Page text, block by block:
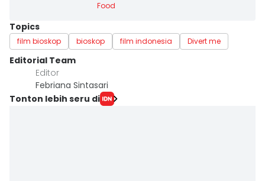
Food
Topics
film bioskop bioskop film indonesia Divert me
Editorial Team
Editor
Febriana Sintasari
Tonton lebih seru di